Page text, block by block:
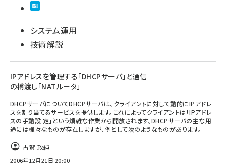
システム運用
技術解説
IPアドレスを管理する「DHCPサーバ」と通信
の橋渡し「NATルータ」
DHCPサーバについてDHCPサーバは、クライアントに対して動的にIPアドレ
スを割り当てるサービスを提供します。これによってクライアントは「IPアドレ
スの手動設 定」という煩雑な作業から開放されます。DHCPサーバの主な用
途には様々なものが存在しますが、例として次のようなものがあります。
古賀 政純
2006年12月21日 20:00